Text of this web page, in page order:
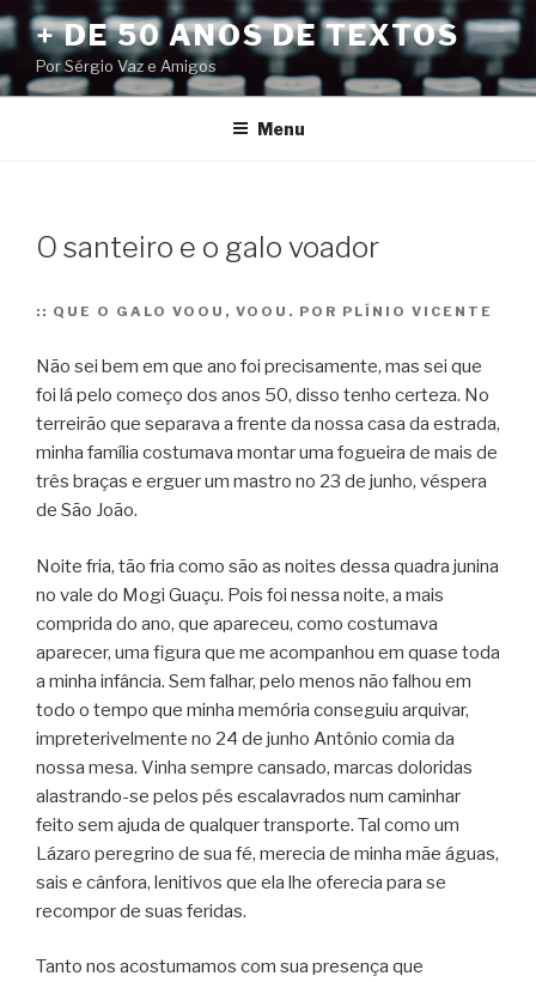
Pular
para
o
conteúdo
+ DE 50 ANOS DE TEXTOS
Por Sérgio Vaz e Amigos
Menu
O santeiro e o galo voador
:: QUE O GALO VOOU, VOOU. POR PLÍNIO VICENTE
Não sei bem em que ano foi precisamente, mas sei que
foi lá pelo começo dos anos 50, disso tenho certeza. No
terreirão que separava a frente da nossa casa da estrada,
minha família costumava montar uma fogueira de mais de
três braças e erguer um mastro no 23 de junho, véspera
de São João.
Noite fria, tão fria como são as noites dessa quadra junina
no vale do Mogi Guaçu. Pois foi nessa noite, a mais
comprida do ano, que apareceu, como costumava
aparecer, uma figura que me acompanhou em quase toda
a minha infância. Sem falhar, pelo menos não falhou em
todo o tempo que minha memória conseguiu arquivar,
impreterivelmente no 24 de junho Antônio comia da
nossa mesa. Vinha sempre cansado, marcas doloridas
alastrando-se pelos pés escalavrados num caminhar
feito sem ajuda de qualquer transporte. Tal como um
Lázaro peregrino de sua fé, merecia de minha mãe águas,
sais e cânfora, lenitivos que ela lhe oferecia para se
recompor de suas feridas.
Tanto nos acostumamos com sua presença que